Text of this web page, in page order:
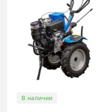
В наличии